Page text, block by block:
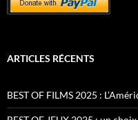
ARTICLES RÉCENTS
BEST OF FILMS 2025 :